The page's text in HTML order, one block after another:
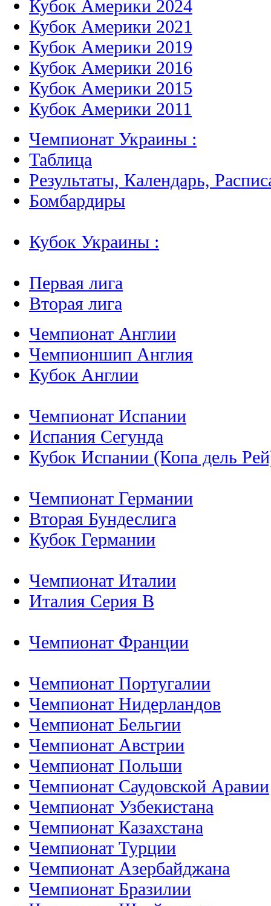
Кубок Америки 2024
Кубок Америки 2021
Кубок Америки 2019
Кубок Америки 2016
Кубок Америки 2015
Кубок Америки 2011
Чемпионат Украины :
Таблица
Результаты, Календарь,
Бомбардиры
Кубок Украины :
Первая лига
Вторая лига
Чемпионат Англии
Чемпионшип Англия
Кубок Англии
Чемпионат Испании
Испания Сегунда
Кубок Испании (Копа дель
Чемпионат Германии
Вторая Бундеслига
Кубок Германии
Чемпионат Италии
Италия Серия B
Чемпионат Франции
Чемпионат Португалии
Чемпионат Нидерландов
Чемпионат Бельгии
Чемпионат Австрии
Чемпионат Польши
Чемпионат Саудовской Аравии
Чемпионат Узбекистана
Чемпионат Казахстана
Чемпионат Турции
Чемпионат Азербайджана
Чемпионат Бразилии